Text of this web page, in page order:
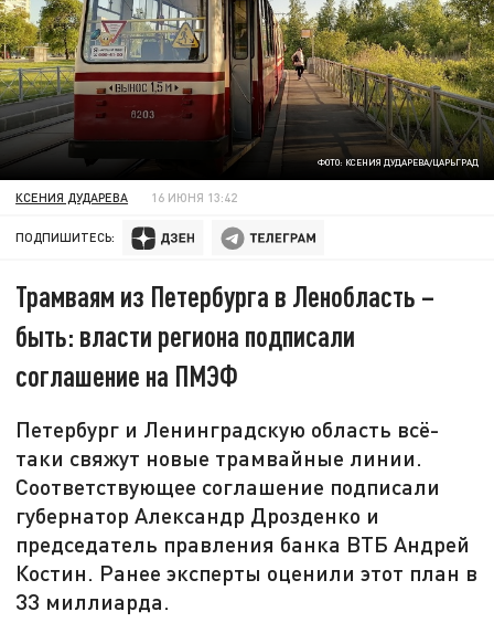
ФОТО: КСЕНИЯ ДУДАРЕВА/ЦАРЬГРАД
КСЕНИЯ ДУДАРЕВА 16 ИЮНЯ 13:42
ПОДПИШИТЕСЬ:
Трамваям из Петербурга в Ленобласть –
быть: власти региона подписали
соглашение на ПМЭФ
Петербург и Ленинградскую область всё-
таки свяжут новые трамвайные линии.
Соответствующее соглашение подписали
губернатор Александр Дрозденко и
председатель правления банка ВТБ Андрей
Костин. Ранее эксперты оценили этот план в
33 миллиарда.